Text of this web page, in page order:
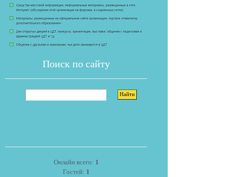
Поиск по сайту
Онлайн всего: 1
Гостей: 1